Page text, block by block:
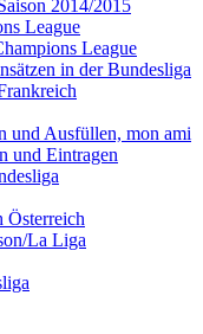
2014/2015
League
League
in der Bundesliga
und Ausfüllen, mon ami
und Eintragen
Österreich
La Liga